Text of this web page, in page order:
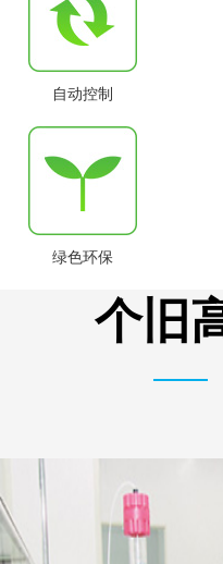
自动控制
绿色环保
个旧